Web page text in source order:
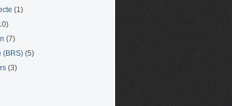
(1)
(7)
(BRS) (5)
(3)